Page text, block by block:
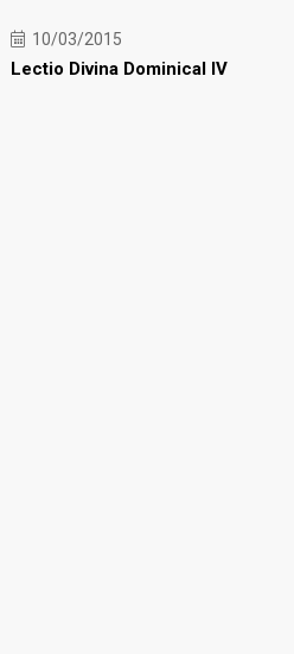
10/03/2015
Lectio Divina Dominical IV